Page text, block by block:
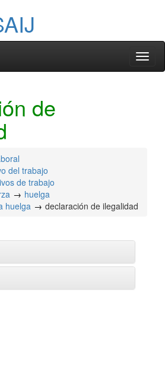
de
del trabajo
de trabajo
huelga
huelga
declaración de ilegalidad